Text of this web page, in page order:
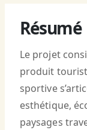
Résumé
Le projet
produit
sportive
esthétique,
paysages